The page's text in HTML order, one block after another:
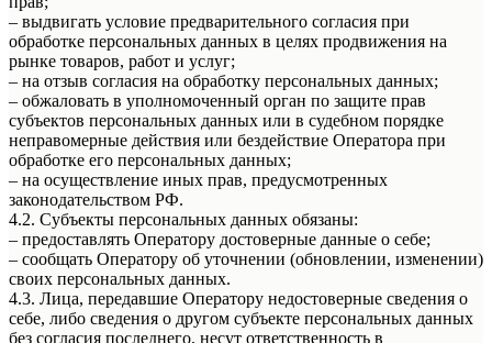
– выдвигать условие предварительного согласия при
обработке персональных данных в целях продвижения на
рынке товаров, работ и услуг;
– на отзыв согласия на обработку персональных данных;
– обжаловать в уполномоченный орган по защите прав
субъектов персональных данных или в судебном порядке
неправомерные действия или бездействие Оператора при
обработке его персональных данных;
– на осуществление иных прав, предусмотренных
законодательством РФ.
4.2. Субъекты персональных данных обязаны:
– предоставлять Оператору достоверные данные о себе;
– сообщать Оператору об уточнении (обновлении, изменении)
своих персональных данных.
4.3. Лица, передавшие Оператору недостоверные сведения о
себе, либо сведения о другом субъекте персональных данных
без согласия последнего, несут ответственность в